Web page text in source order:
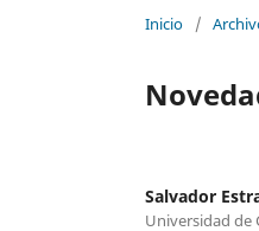
Inicio /
Salvador
Universidad de